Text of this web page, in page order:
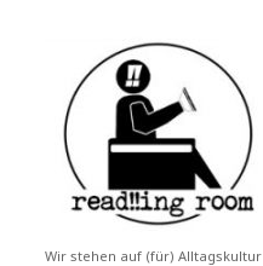
read!!ing
room
Wir stehen auf (für) Alltagskultur